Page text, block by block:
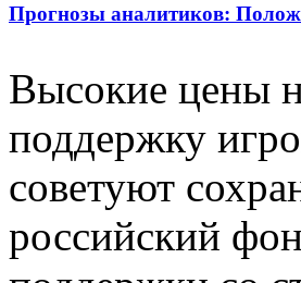
Прогнозы аналитиков:
Высокие цены
поддержку
советуют
российский